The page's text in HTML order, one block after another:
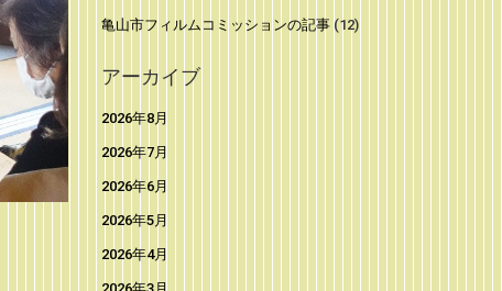
亀山市フィルムコミッションの記事(12)
アーカイブ
2026年8月
2026年7月
2026年6月
2026年5月
2026年4月